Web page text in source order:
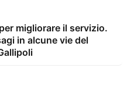
migliorare il servizio.
in alcune vie del